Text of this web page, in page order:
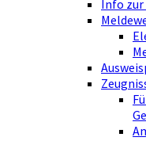
Info